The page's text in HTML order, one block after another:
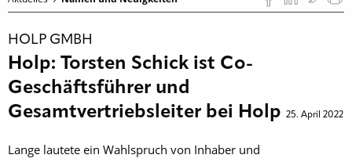
HOLP GMBH
Holp: Torsten Schick ist Co-
Geschäftsführer und
Gesamtvertriebsleiter bei Holp 25. April 2022
Lange lautete ein Wahlspruch von Inhaber und